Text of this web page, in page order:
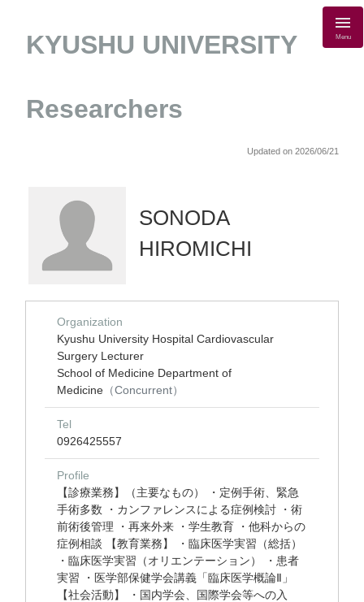
KYUSHU UNIVERSITY
Researchers
Menu
Updated on 2026/06/21
SONODA
HIROMICHI
Organization
Kyushu University Hospital Cardiovascular
Surgery Lecturer
School of Medicine Department of
Medicine （Concurrent）
Tel
0926425557
Profile
【診療業務】（主要なもの） ・定例手術、緊急
手術多数 ・カンファレンスによる症例検討 ・術
前術後管理 ・再来外来 ・学生教育 ・他科からの
症例相談 【教育業務】 ・臨床医学実習（総括）
・臨床医学実習（オリエンテーション） ・患者
実習 ・医学部保健学会講義「臨床医学概論Ⅱ」
【社会活動】 ・国内学会、国際学会等への入